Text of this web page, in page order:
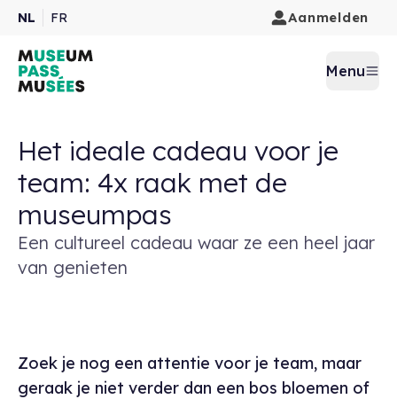
NL FR Aanmelden
Menu
Het ideale cadeau voor je
team: 4x raak met de
museumpas
Een cultureel cadeau waar ze een heel jaar
van genieten
Zoek je nog een attentie voor je team, maar
geraak je niet verder dan een bos bloemen of